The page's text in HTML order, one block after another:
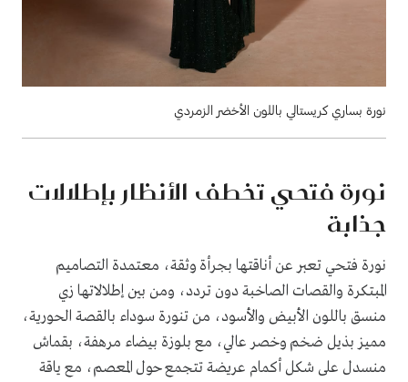
نورة بساري كريستالي باللون الأخضر الزمردي
نورة فتحي تخطف الأنظار بإطلالات
جذابة
نورة فتحي تعبر عن أناقتها بجرأة وثقة، معتمدة التصاميم
المبتكرة والقصات الصاخبة دون تردد، ومن بين إطلالاتها زي
منسق باللون الأبيض والأسود، من تنورة سوداء بالقصة الحورية،
مميز بذيل ضخم وخصر عالي، مع بلوزة بيضاء مرهفة، بقماش
منسدل على شكل أكمام عريضة تتجمع حول المعصم، مع ياقة